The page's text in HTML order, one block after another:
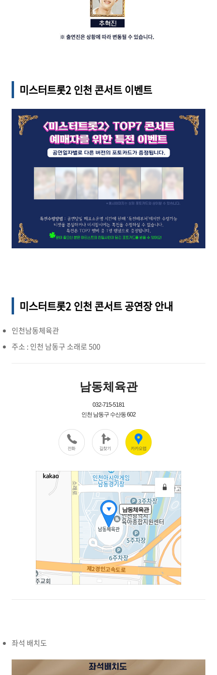
미스터트롯2 인천 콘서트 이벤트
미스터트롯2 인천 콘서트 공연장 안내
인천남동체육관
주소 : 인천 남동구 소래로 500
좌석 배치도